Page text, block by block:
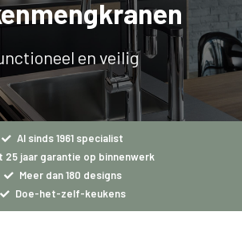
en veilig
Al sinds 1961 specialist
25 jaar garantie op binnenwerk
Meer dan 180 designs
Doe-het-zelf-keukens